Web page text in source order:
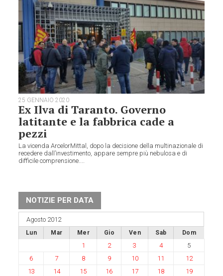
25 GENNAIO 2020
Ex Ilva di Taranto. Governo
latitante e la fabbrica cade a
pezzi
La vicenda ArcelorMittal, dopo la decisione della multinazionale di
recedere dall’investimento, appare sempre più nebulosa e di
difficile comprensione....
NOTIZIE PER DATA
Agosto 2012
Lun Mar Mer Gio Ven Sab Dom
1 2 3 4
5
6
7 8 9 10 11
12
13
14 15 16 17 18
19